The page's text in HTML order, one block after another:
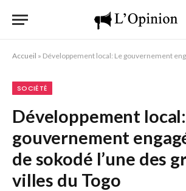
Accueil » Développement local: Le gouvernement engagé à faire de sokodé
SOCIÉTÉ
Développement
gouvernement
de sokodé l’une des
villes du Togo